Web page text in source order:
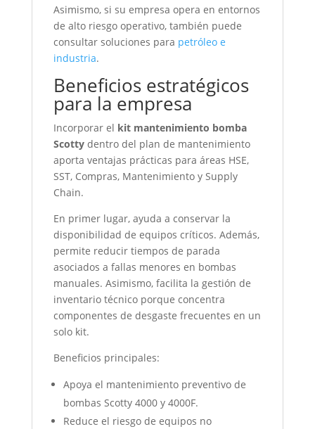
Asimismo, si su empresa opera en entornos
de alto riesgo operativo, también puede
consultar soluciones para petróleo e
industria.
Beneficios estratégicos
para la empresa
Incorporar el kit mantenimiento bomba
Scottydentro del plan de mantenimiento
aporta ventajas prácticas para áreas HSE,
SST, Compras, Mantenimiento y Supply
Chain.
En primer lugar, ayuda a conservar la
disponibilidad de equipos críticos. Además,
permite reducir tiempos de parada
asociados a fallas menores en bombas
manuales. Asimismo, facilita la gestión de
inventario técnico porque concentra
componentes de desgaste frecuentes en un
solo kit.
Beneficios principales:
Apoya el mantenimiento preventivo de
bombas Scotty 4000 y 4000F.
Reduce el riesgo de equipos no